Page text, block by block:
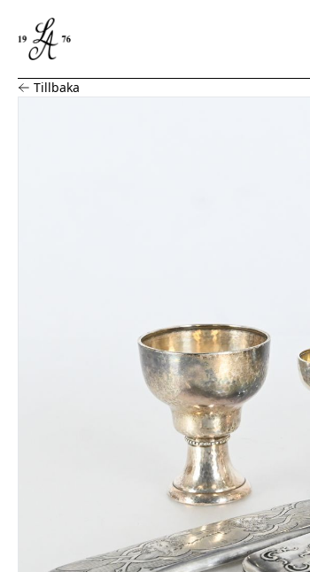
Parti, Silver, 6 delar
Tillbaka